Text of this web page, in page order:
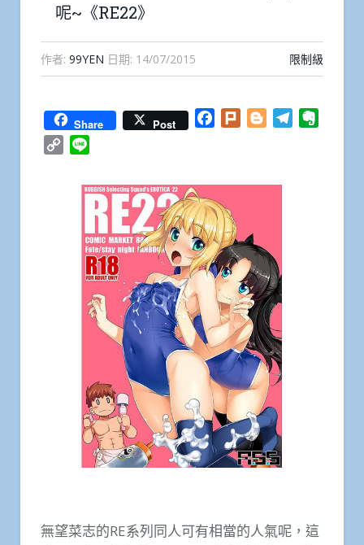
呢~《RE22》
作者: 99YEN 日期: 14/07/2015 限制級
Share Post Facebook
Plurk BloggerTelegram
Copy
無望菜志的RE系列同人可有相當的人氣呢，這